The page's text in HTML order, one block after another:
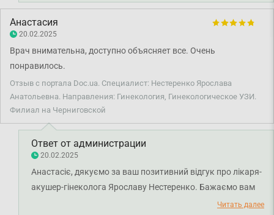
Анастасия
20.02.2025
Врач внимательна, доступно объясняет все. Очень
понравилось.
Отзыв с портала Doc.ua. Специалист: Нестеренко Ярослава
Анатольевна. Направления: Гинекология, Гинекологическое УЗИ.
Филиал на Черниговской
Ответ от администрации
20.02.2025
Анастасіє, дякуємо за ваш позитивний відгук про лікаря-
акушер-гінеколога Ярославу Нестеренко. Бажаємо вам
Читать далее